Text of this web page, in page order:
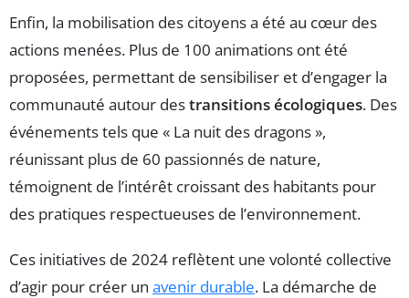
Enfin, la mobilisation des citoyens a été au cœur des
actions menées. Plus de 100 animations ont été
proposées, permettant de sensibiliser et d’engager la
communauté autour destransitions écologiques. Des
événements tels que « La nuit des dragons »,
réunissant plus de 60 passionnés de nature,
témoignent de l’intérêt croissant des habitants pour
des pratiques respectueuses de l’environnement.
Ces initiatives de 2024 reflètent une volonté collective
d’agir pour créer un avenir durable. La démarche de